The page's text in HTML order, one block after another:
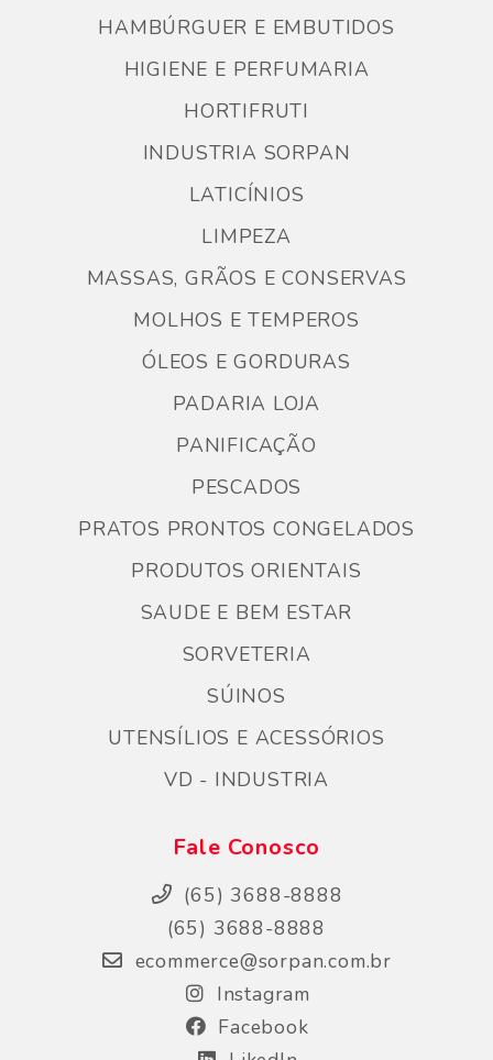
HAMBÚRGUER E EMBUTIDOS
HIGIENE E PERFUMARIA
HORTIFRUTI
INDUSTRIA SORPAN
LATICÍNIOS
LIMPEZA
MASSAS, GRÃOS E CONSERVAS
MOLHOS E TEMPEROS
ÓLEOS E GORDURAS
PADARIA LOJA
PANIFICAÇÃO
PESCADOS
PRATOS PRONTOS CONGELADOS
PRODUTOS ORIENTAIS
SAUDE E BEM ESTAR
SORVETERIA
SÚINOS
UTENSÍLIOS E ACESSÓRIOS
VD - INDUSTRIA
Fale Conosco
(65) 3688-8888
(65) 3688-8888
ecommerce@sorpan.com.br
Instagram
Facebook